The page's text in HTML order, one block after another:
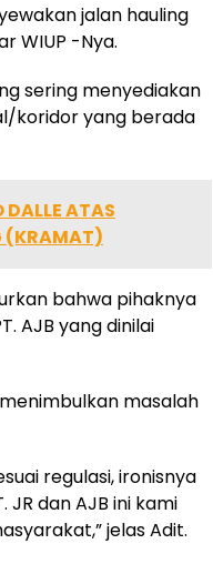
jalan hauling
WIUP -Nya.
sering menyediakan
koridor yang berada
ATAS
(KRAMAT)
bahwa pihaknya
AJB yang dinilai
masalah
regulasi, ironisnya
dan AJB ini kami
jelas Adit.